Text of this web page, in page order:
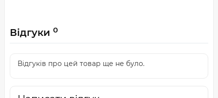
Відгуки 0
Відгуків про цей товар ще не було.